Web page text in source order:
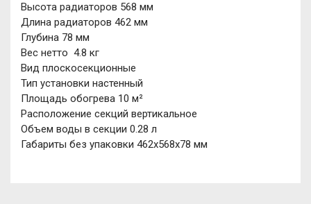
Высота радиаторов 568 мм
Длина радиаторов 462 мм
Глубина 78 мм
Вес нетто 4.8 кг
Вид плоскосекционные
Тип установки настенный
Площадь обогрева 10 м²
Расположение секций вертикальное
Объем воды в секции 0.28 л
Габариты без упаковки 462х568х78 мм